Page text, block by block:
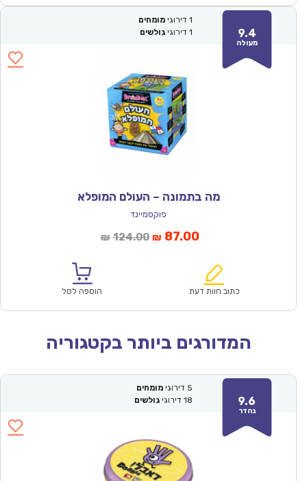
9.4
מעולה
1 דירוגי מומחים
1 דירוגי גולשים
מה בתמונה – העולם המופלא
פוקסמיינד
₪ 124.00המחיר
₪124.00.
₪ 87.00המחיר
הוא:
כתוב חוות דעת הוספה לסל
המדורגים ביותר בקטגוריה
9.6
נהדר
5 דירוגי מומחים
18 דירוגי גולשים